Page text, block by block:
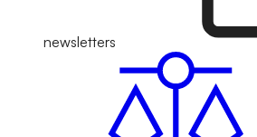
newsletters